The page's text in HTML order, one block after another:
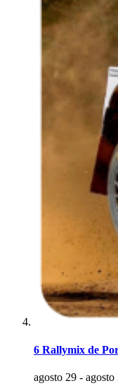
6 Rallymix de
agosto 29 - agosto